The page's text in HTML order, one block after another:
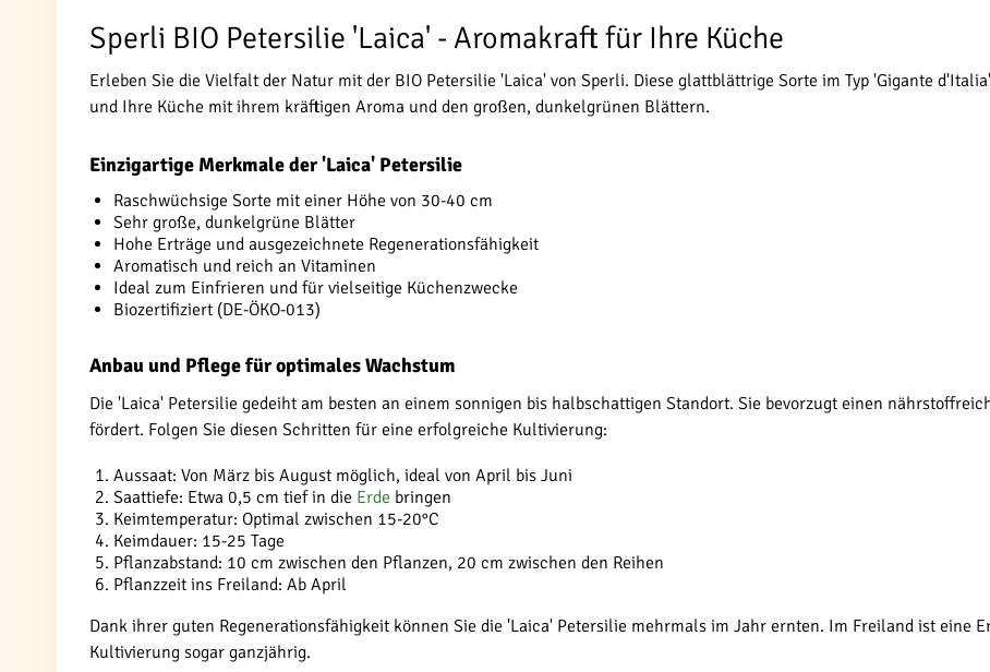
Sperli BIO Petersilie 'Laica' - Aromakraft für Ihre Küche
Erleben Sie die Vielfalt der Natur mit der BIO Petersilie 'Laica' von Sperli. Diese glattblättrige Sorte im Typ 'Gigante
und Ihre Küche mit ihrem kräftigen Aroma und den großen, dunkelgrünen Blättern.
Einzigartige Merkmale der 'Laica' Petersilie
Raschwüchsige Sorte mit einer Höhe von 30-40 cm
Sehr große, dunkelgrüne Blätter
Hohe Erträge und ausgezeichnete Regenerationsfähigkeit
Aromatisch und reich an Vitaminen
Ideal zum Einfrieren und für vielseitige Küchenzwecke
Biozertifiziert (DE-ÖKO-013)
Anbau und Pflege für optimales Wachstum
Die 'Laica' Petersilie gedeiht am besten an einem sonnigen bis halbschattigen Standort. Sie bevorzugt einen
fördert. Folgen Sie diesen Schritten für eine erfolgreiche Kultivierung:
Aussaat: Von März bis August möglich, ideal von April bis Juni
Saattiefe: Etwa 0,5 cm tief in die Erde bringen
Keimtemperatur: Optimal zwischen 15-20°C
Keimdauer: 15-25 Tage
Pflanzabstand: 10 cm zwischen den Pflanzen, 20 cm zwischen den Reihen
Pflanzzeit ins Freiland: Ab April
Dank ihrer guten Regenerationsfähigkeit können Sie die 'Laica' Petersilie mehrmals im Jahr ernten. Im Freiland ist eine
Kultivierung sogar ganzjährig.